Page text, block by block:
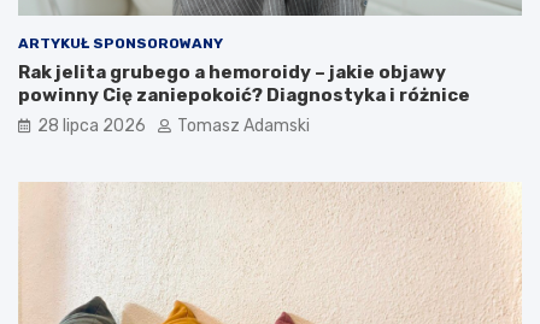
ARTYKUŁ SPONSOROWANY
Rak jelita grubego a hemoroidy – jakie objawy
powinny Cię zaniepokoić? Diagnostyka i różnice
28 lipca 2026 Tomasz Adamski